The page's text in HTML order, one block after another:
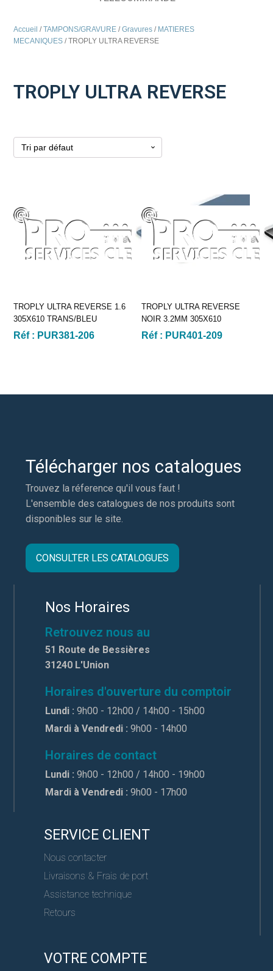
Accueil /TAMPONS/GRAVURE /Gravures / MATIERES
MECANIQUES / TROPLY ULTRA REVERSE
TROPLY ULTRA REVERSE
TROPLY ULTRA REVERSE 1.6
305X610 TRANS/BLEU
Réf : PUR381-206
TROPLY ULTRA REVERSE
NOIR 3.2MM 305X610
Réf : PUR401-209
Télécharger nos catalogues
Trouvez la réference qu'il vous faut !
L'ensemble des catalogues de nos produits sont
disponibles sur le site.
CONSULTER LES CATALOGUES
Nos Horaires
Retrouvez nous au
51 Route de Bessières
31240 L'Union
Horaires d'ouverture du comptoir
Lundi : 9h00 - 12h00 / 14h00 - 15h00
Mardi à Vendredi : 9h00 - 14h00
Horaires de contact
Lundi : 9h00 - 12h00 / 14h00 - 19h00
Mardi à Vendredi : 9h00 - 17h00
SERVICE CLIENT
Nous contacter
Livraisons & Frais de port
Assistance technique
Retours
VOTRE COMPTE